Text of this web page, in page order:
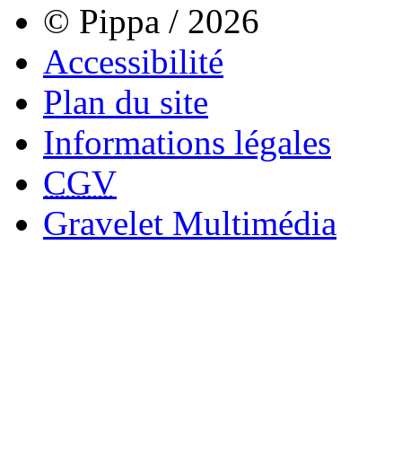
© Pippa / 2026
Accessibilité
Plan du site
Informations légales
CGV
Gravelet Multimédia